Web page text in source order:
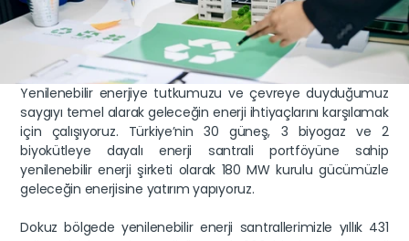
Yenilenebilir enerjiye tutkumuzu ve çevreye duyduğumuz
saygıyı temel alarak geleceğin enerji ihtiyaçlarını karşılamak
için çalışıyoruz. Türkiye’nin 30 güneş, 3 biyogaz ve 2
biyokütleye dayalı enerji santrali portföyüne sahip
yenilenebilir enerji şirketi olarak 180 MW kurulu gücümüzle
geleceğin enerjisine yatırım yapıyoruz.
Dokuz bölgede yenilenebilir enerji santrallerimizle yıllık 431